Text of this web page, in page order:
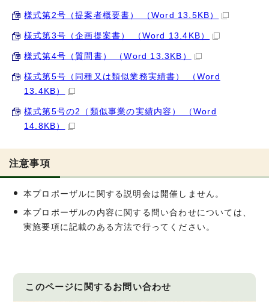
様式第2号（提案者概要書） （Word 13.5KB）
様式第3号（企画提案書） （Word 13.4KB）
様式第4号（質問書） （Word 13.3KB）
様式第5号（同種又は類似業務実績書） （Word
13.4KB）
様式第5号の2（類似事業の実績内容） （Word
14.8KB）
注意事項
本プロポーザルに関する説明会は開催しません。
本プロポーザルの内容に関する問い合わせについては、
実施要項に記載のある方法で行ってください。
このページに関するお問い合わせ